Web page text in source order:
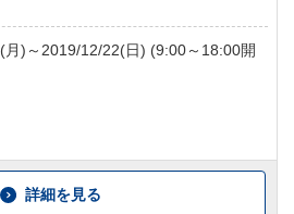
(月)～ 2019/12/22(日) (9:00～18:00開
詳細を見る